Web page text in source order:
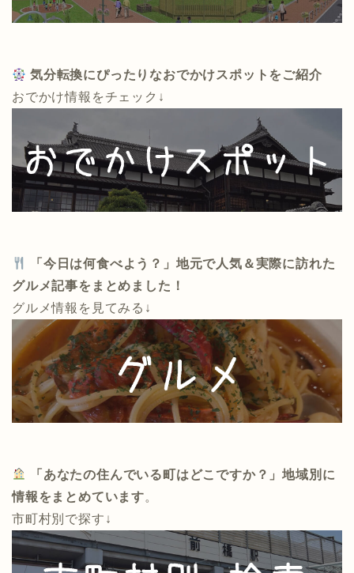
気分転換にぴったりなおでかけスポットをご紹介
おでかけ情報をチェック↓
「今日は何食べよう？」地元で人気＆実際に訪れた
グルメ記事をまとめました！
グルメ情報を見てみる↓
「あなたの住んでいる町はどこですか？」地域別に
情報をまとめています。
市町村別で探す↓